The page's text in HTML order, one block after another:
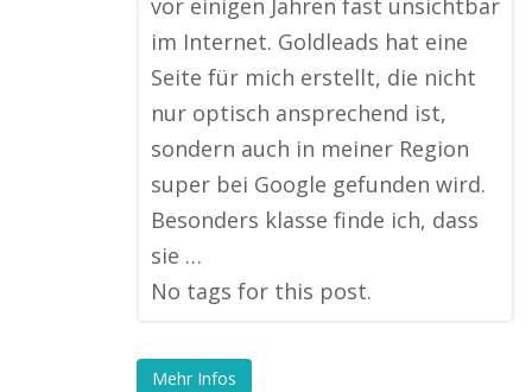
vor einigen Jahren fast unsichtbar
im Internet. Goldleads hat eine
Seite für mich erstellt, die nicht
nur optisch ansprechend ist,
sondern auch in meiner Region
super bei Google gefunden wird.
Besonders klasse finde ich, dass
sie …
No tags for this post.
Mehr Infos